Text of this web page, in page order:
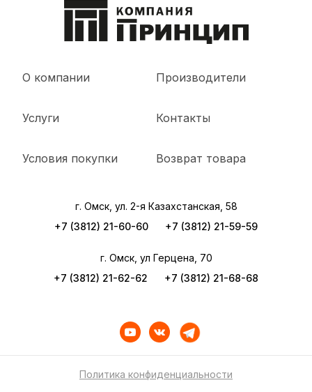
О компании
Услуги
Условия покупки
Производители
Контакты
Возврат товара
г. Омск, ул. 2-я Казахстанская, 58
+7 (3812) 21-60-60
+7 (3812) 21-59-59
г. Омск, ул Герцена, 70
+7 (3812) 21-62-62
+7 (3812) 21-68-68
Политика конфиденциальности